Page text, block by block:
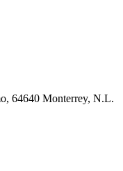
64640 Monterrey, N.L.